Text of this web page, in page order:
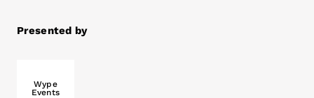
Presented by
Wype
Events